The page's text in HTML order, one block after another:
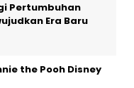
Pertumbuhan
Era Baru
the Pooh Disney